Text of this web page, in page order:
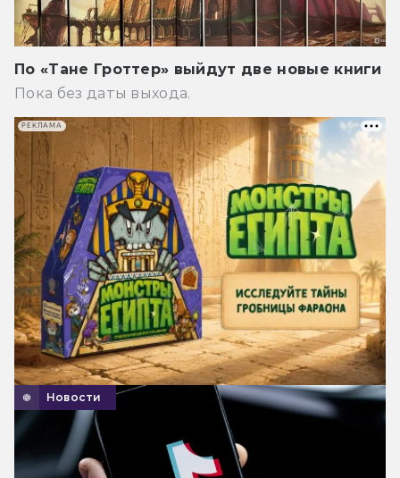
По «Тане Гроттер» выйдут две новые книги
Пока без даты выхода.
Новости
РЕКЛАМА